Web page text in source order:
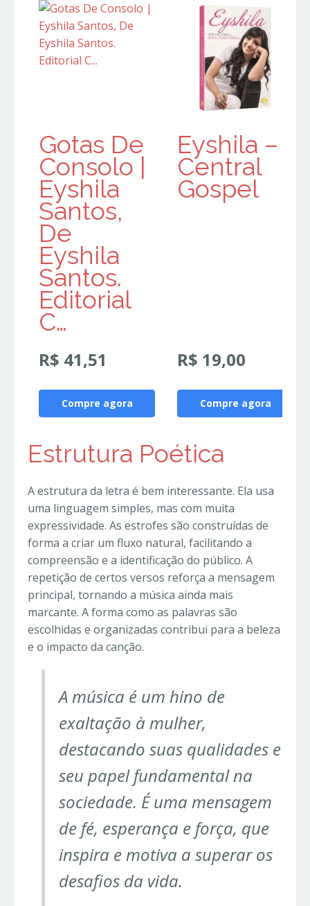
Gotas De
Consolo |
Eyshila
Santos,
De
Eyshila
Santos.
Editorial
C…
R$ 41,51
Compre agora
Eyshila –
Central
Gospel
R$ 19,00
Compre agora
Estrutura Poética
A estrutura da letra é bem interessante. Ela usa
uma linguagem simples, mas com muita
expressividade. As estrofes são construídas de
forma a criar um fluxo natural, facilitando a
compreensão e a identificação do público. A
repetição de certos versos reforça a mensagem
principal, tornando a música ainda mais
marcante. A forma como as palavras são
escolhidas e organizadas contribui para a beleza
e o impacto da canção.
A música é um hino de
exaltação à mulher,
destacando suas qualidades e
seu papel fundamental na
sociedade. É uma mensagem
de fé, esperança e força, que
inspira e motiva a superar os
desafios da vida.